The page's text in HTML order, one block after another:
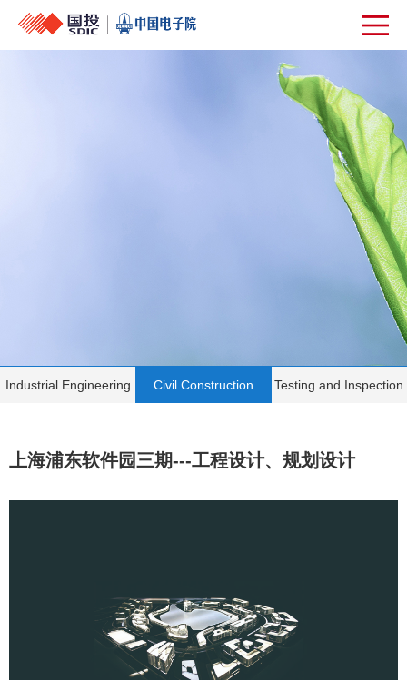
Industrial Engineering Civil Construction Testing and Inspection
上海浦东软件园三期---工程设计、规划设计